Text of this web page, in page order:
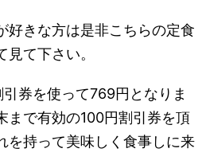
好きな方は是非こちらの定食
て下さい。
券を使って769円となりま
まで有効の100円割引券を頂
を持って美味しく食事しに来